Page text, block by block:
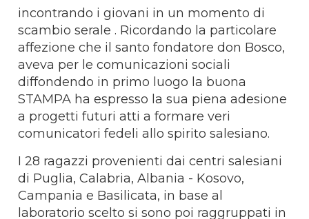
incontrando i giovani in un momento di
scambio serale . Ricordando la particolare
affezione che il santo fondatore don Bosco,
aveva per le comunicazioni sociali
diffondendo in primo luogo la buona
STAMPA ha espresso la sua piena adesione
a progetti futuri atti a formare veri
comunicatori fedeli allo spirito salesiano.
I 28 ragazzi provenienti dai centri salesiani
di Puglia, Calabria, Albania - Kosovo,
Campania e Basilicata, in base al
laboratorio scelto si sono poi raggruppati in